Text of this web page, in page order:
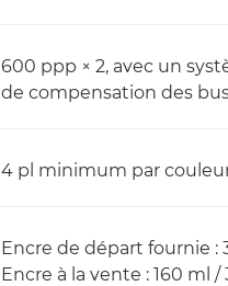
600 ppp × 2, avec un
de compensation des
4 pl minimum par
Encre de départ fournie :
Encre à la vente : 160 ml /